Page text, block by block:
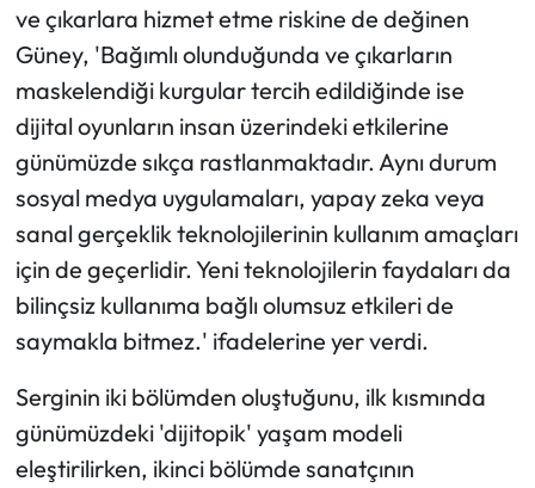
ve çıkarlara hizmet etme riskine de değinen
Güney, 'Bağımlı olunduğunda ve çıkarların
maskelendiği kurgular tercih edildiğinde ise
dijital oyunların insan üzerindeki etkilerine
günümüzde sıkça rastlanmaktadır. Aynı durum
sosyal medya uygulamaları, yapay zeka veya
sanal gerçeklik teknolojilerinin kullanım amaçları
için de geçerlidir. Yeni teknolojilerin faydaları da
bilinçsiz kullanıma bağlı olumsuz etkileri de
saymakla bitmez.' ifadelerine yer verdi.
Serginin iki bölümden oluştuğunu, ilk kısmında
günümüzdeki 'dijitopik' yaşam modeli
eleştirilirken, ikinci bölümde sanatçının